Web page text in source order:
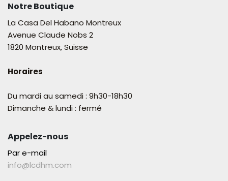
Notre Boutique
La Casa Del Habano Montreux
Avenue Claude Nobs 2
1820 Montreux, Suisse
Horaires
Du mardi au samedi : 9h30-18h30
Dimanche & lundi : fermé
Appelez-nous
Par e-mail
info@lcdhm.com